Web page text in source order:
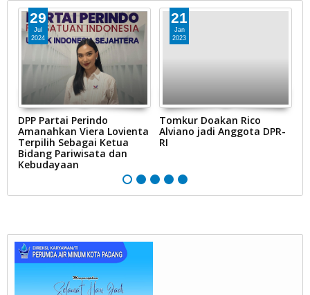
29
Jul
2024
DPP Partai Perindo
Amanahkan Viera Lovienta
Terpilih Sebagai Ketua
Bidang Pariwisata dan
Kebudayaan
21
Jan
2023
Tomkur Doakan Rico
Alviano jadi Anggota DPR-
RI